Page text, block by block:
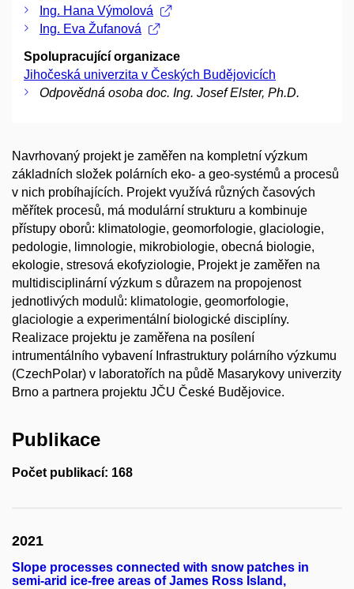
Ing. Hana Výmolová
Ing. Eva Žufanová
Spolupracující organizace
Jihočeská univerzita v Českých Budějovicích
Odpovědná osoba doc. Ing. Josef Elster, Ph.D.
Navrhovaný projekt je zaměřen na kompletní výzkum
základních složek polárních eko- a geo-systémů a procesů
v nich probíhajících. Projekt využívá různých časových
měřítek procesů, má modulární strukturu a kombinuje
přístupy oborů: klimatologie, geomorfologie, glaciologie,
pedologie, limnologie, mikrobiologie, obecná biologie,
ekologie, stresová ekofyziologie, Projekt je zaměřen na
multidisciplinární výzkum s důrazem na propojenost
jednotlivých modulů: klimatologie, geomorfologie,
glaciologie a experimentální biologické disciplíny.
Realizace projektu je zaměřena na posílení
intrumentálního vybavení Infrastruktury polárního výzkumu
(CzechPolar) v laboratořích na půdě Masarykovy univerzity
Brno a partnera projektu JČU České Budějovice.
Publikace
Počet publikací: 168
2021
Slope processes connected with snow patches in
semi-arid ice-free areas of James Ross Island,